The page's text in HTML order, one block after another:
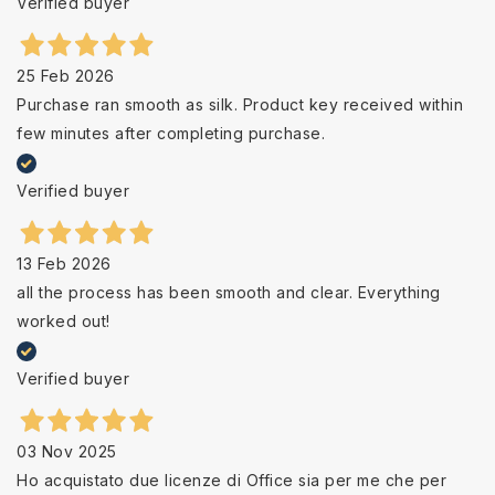
25 Feb 2026
Purchase ran smooth as silk. Product key received within
few minutes after completing purchase.
Verified buyer
13 Feb 2026
all the process has been smooth and clear. Everything
worked out!
Verified buyer
03 Nov 2025
Ho acquistato due licenze di Office sia per me che per